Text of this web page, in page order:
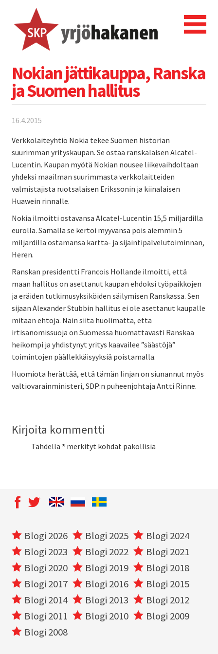
Nokian jättikauppa, Ranska
ja Suomen hallitus
16.4.2015
Verkkolaiteyhtiö Nokia tekee Suomen historian
suurimman yrityskaupan. Se ostaa ranskalaisen Alcatel-
Lucentin. Kaupan myötä Nokian nousee liikevaihdoltaan
yhdeksi maailman suurimmasta verkkolaitteiden
valmistajista ruotsalaisen Erikssonin ja kiinalaisen
Huawein rinnalle.
Nokia ilmoitti ostavansa Alcatel-Lucentin 15,5 miljardilla
eurolla. Samalla se kertoi myyvänsä pois aiemmin 5
miljardilla ostamansa kartta- ja sijaintipalvelutoiminnan,
Heren.
Ranskan presidentti Francois Hollande ilmoitti, että
maan hallitus on asettanut kaupan ehdoksi työpaikkojen
ja eräiden tutkimusyksiköiden säilymisen Ranskassa. Sen
sijaan Alexander Stubbin hallitus ei ole asettanut kaupalle
mitään ehtoja. Näin siitä huolimatta, että
irtisanomissuoja on Suomessa huomattavasti Ranskaa
heikompi ja yhdistynyt yritys kaavailee ”säästöjä”
toimintojen päällekkäisyyksiä poistamalla.
Huomiota herättää, että tämän linjan on siunannut myös
valtiovarainministeri, SDP:n puheenjohtaja Antti Rinne.
Kirjoita kommentti
Tähdellä * merkityt kohdat pakollisia
Blogi 2026 Blogi 2025
Blogi 2024
Blogi 2023
Blogi 2022
Blogi 2021
Blogi 2020
Blogi 2019
Blogi 2018
Blogi 2017
Blogi 2016
Blogi 2015
Blogi 2014
Blogi 2013
Blogi 2012
Blogi 2011
Blogi 2010
Blogi 2009
Blogi 2008